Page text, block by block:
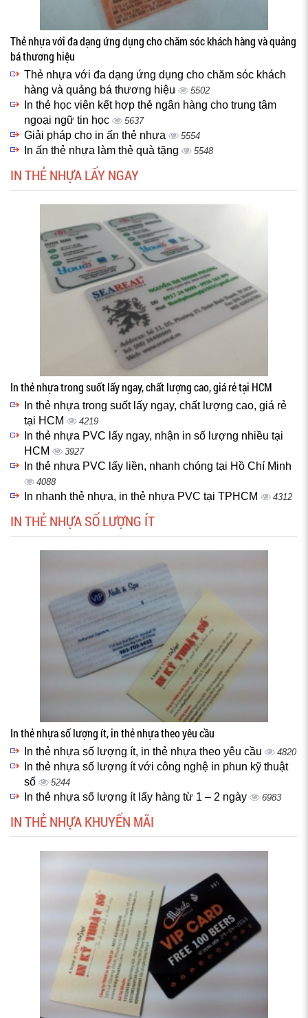
Thẻ nhựa với đa dạng ứng dụng cho chăm sóc khách hàng và quảng
bá thương hiệu
Thẻ nhựa với đa dạng ứng dụng cho chăm sóc khách
hàng và quảng bá thương hiệu
5502
In thẻ học viên kết hợp thẻ ngân hàng cho trung tâm
ngoại ngữ tin học
5637
Giải pháp cho in ấn thẻ nhựa 5554
In ấn thẻ nhựa làm thẻ quà tặng 5548
IN THẺ NHỰA LẤY NGAY
In thẻ nhựa trong suốt lấy ngay, chất lượng cao, giá rẻ tại HCM
In thẻ nhựa trong suốt lấy ngay, chất lượng cao, giá rẻ
tại HCM
4219
In thẻ nhựa PVC lấy ngay, nhận in số lượng nhiều tại
HCM
3927
In thẻ nhựa PVC lấy liền, nhanh chóng tại Hồ Chí Minh
4088
In nhanh thẻ nhựa, in thẻ nhựa PVC tại TPHCM 4312
IN THẺ NHỰA SỐ LƯỢNG ÍT
In thẻ nhựa số lượng ít, in thẻ nhựa theo yêu cầu
In thẻ nhựa số lượng ít, in thẻ nhựa theo yêu cầu 4820
In thẻ nhựa số lượng ít với công nghệ in phun kỹ thuật
số
5244
In thẻ nhựa số lượng ít lấy hàng từ 1 – 2 ngày 6983
IN THẺ NHỰA KHUYẾN MÃI